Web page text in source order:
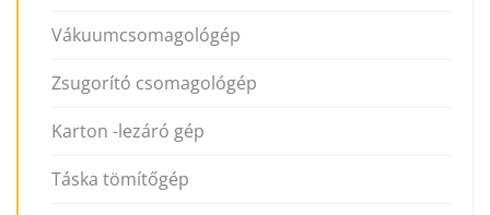
Vákuumcsomagológép
Zsugorító csomagológép
Karton -lezáró gép
Táska tömítőgép